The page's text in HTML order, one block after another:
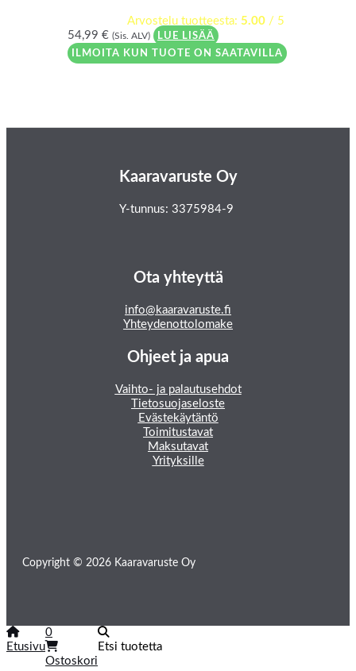
Arvostelu tuotteesta: 5.00/ 5
54,99€ (Sis. ALV)
LUE LISÄÄ
ILMOITA KUN TUOTE ON SAATAVILLA
Kaaravaruste Oy
Y-tunnus: 3375984-9
Ota yhteyttä
info@kaaravaruste.fi
Yhteydenottolomake
Ohjeet ja apua
Vaihto- ja palautusehdot
Tietosuojaseloste
Evästekäytäntö
Toimitustavat
Maksutavat
Yrityksille
Copyright © 2026 Kaaravaruste Oy
Etusivu
0
Ostoskori
Etsi tuotetta